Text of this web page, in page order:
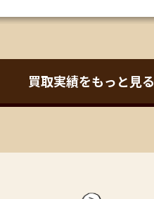
買取実績をもっと見る